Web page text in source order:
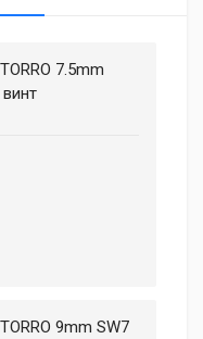
imperdiet vitae
imperdiet ultrices
orci, eget
7.5mm
9mm SW7